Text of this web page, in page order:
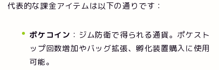
代表的な課金アイテムは以下の通りです：
ポケコイン ：ジム防衛で得られる通貨。ポケスト
ップ回数増加やバッグ拡張、孵化装置購入に使用
可能。